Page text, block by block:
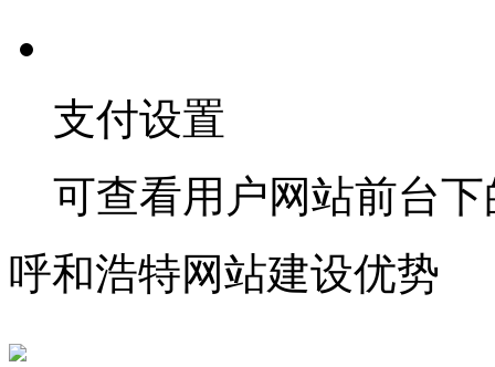
支付设置
可查看用户网站前台
呼和浩特网站建设优势